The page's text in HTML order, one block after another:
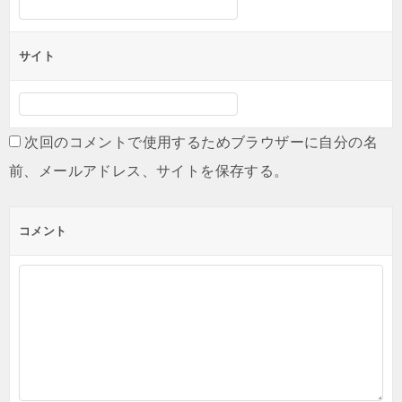
サイト
次回のコメントで使用するためブラウザーに自分の名
前、メールアドレス、サイトを保存する。
コメント